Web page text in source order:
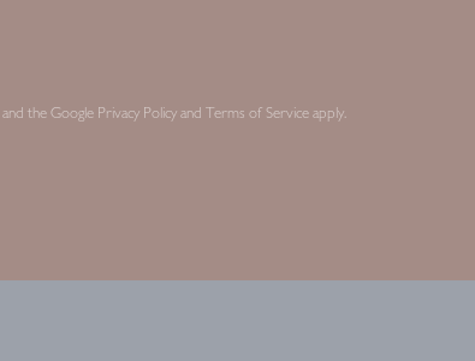
the Google Privacy Policy andTerms of Service apply.